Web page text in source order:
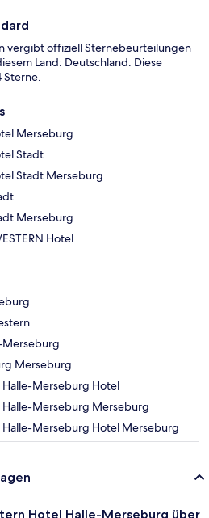
vergibt offiziell Sternebeurteilungen
Land: Deutschland. Diese
Sterne.
Merseburg
Stadt
Stadt Merseburg
Merseburg
Hotel
Merseburg
Merseburg
Halle-Merseburg Hotel
Halle-Merseburg Merseburg
Halle-Merseburg Hotel Merseburg
Hotel Halle-Merseburg über